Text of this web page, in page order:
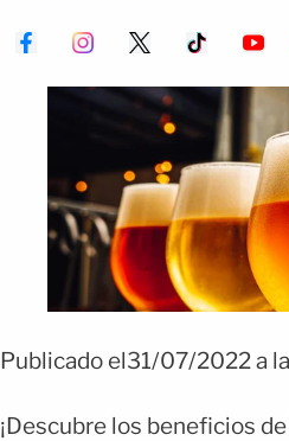
Publicado el31/07/2022 a
¡Descubre los beneficios